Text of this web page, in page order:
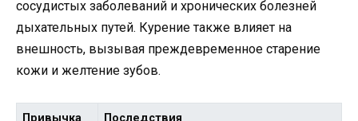
сосудистых заболеваний и хронических болезней
дыхательных путей. Курение также влияет на
внешность, вызывая преждевременное старение
кожи и желтение зубов.